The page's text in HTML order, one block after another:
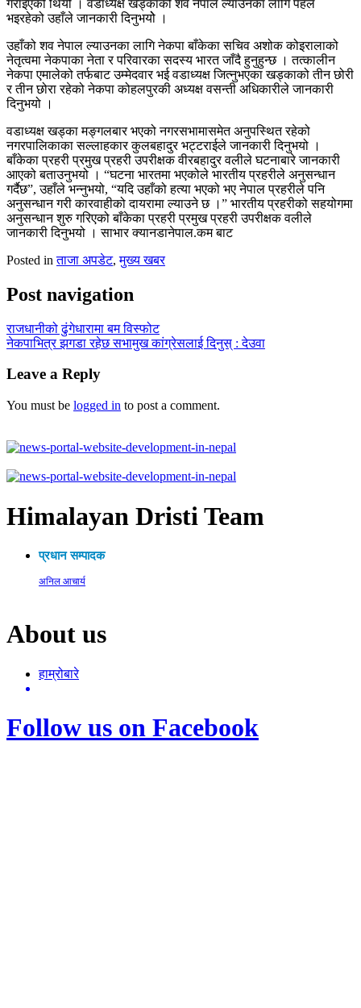
गराइएको थियो । वडाध्यक्ष खड्काको शव नेपाल ल्याउनका लागि पहल
भइरहेको उहाँले जानकारी दिनुभयोे ।
उहाँको शव नेपाल ल्याउनका लागि नेकपा बाँकेका सचिव अशोक कोइरालाको
नेतृत्वमा नेकपाका नेता र परिवारका सदस्य भारत जाँदै हुनुहुन्छ । तत्कालीन
नेकपा एमालेको तर्फबाट उम्मेदवार भई वडाध्यक्ष जित्नुभएका खड्काको तीन छोरी
र तीन छोरा रहेको नेकपा कोहलपुरकी अध्यक्ष वसन्ती अधिकारीले जानकारी
दिनुभयो ।
वडाध्यक्ष खड्का मङ्गलबार भएको नगरसभामासमेत अनुपस्थित रहेको
नगरपालिकाका सल्लाहकार कुलबहादुर भट्टराईले जानकारी दिनुभयो ।
बाँकेका प्रहरी प्रमुख प्रहरी उपरीक्षक वीरबहादुर वलीले घटनाबारे जानकारी
आएको बताउनुभयो । “घटना भारतमा भएकोले भारतीय प्रहरीले अनुसन्धान
गर्दैछ”, उहाँले भन्नुभयो, “यदि उहाँको हत्या भएको भए नेपाल प्रहरीले पनि
अनुसन्धान गरी कारवाहीको दायरामा ल्याउने छ ।” भारतीय प्रहरीको सहयोगमा
अनुसन्धान शुरु गरिएको बाँकेका प्रहरी प्रमुख प्रहरी उपरीक्षक वलीले
जानकारी दिनुभयो । साभार क्यानडानेपाल.कम बाट
Posted inताजा अपडेट,मुख्य खबर
Post navigation
राजधानीको ढुंगेधारामा बम विस्फोट
नेकपाभित्र झगडा रहेछ सभामुख कांग्रेसलाई दिनुस् : देउवा
Leave a Reply
You must be logged in to post a comment.
Himalayan Dristi Team
प्रधान सम्पादक
अनिल आचार्य
About us
हाम्रोबारे
Follow us on Facebook